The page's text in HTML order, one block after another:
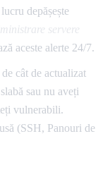
depășește
servere
aceste alerte 24/7.
cât de actualizat
sau nu aveți
vulnerabili.
(SSH, Panouri de